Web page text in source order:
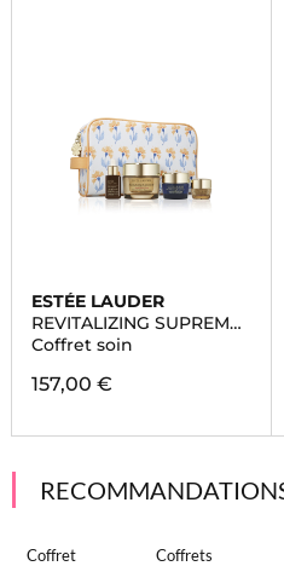
ESTÉE LAUDER
REVITALIZING SUPREME
+
Coffret soin
157,00 €
Coffret
Coffrets